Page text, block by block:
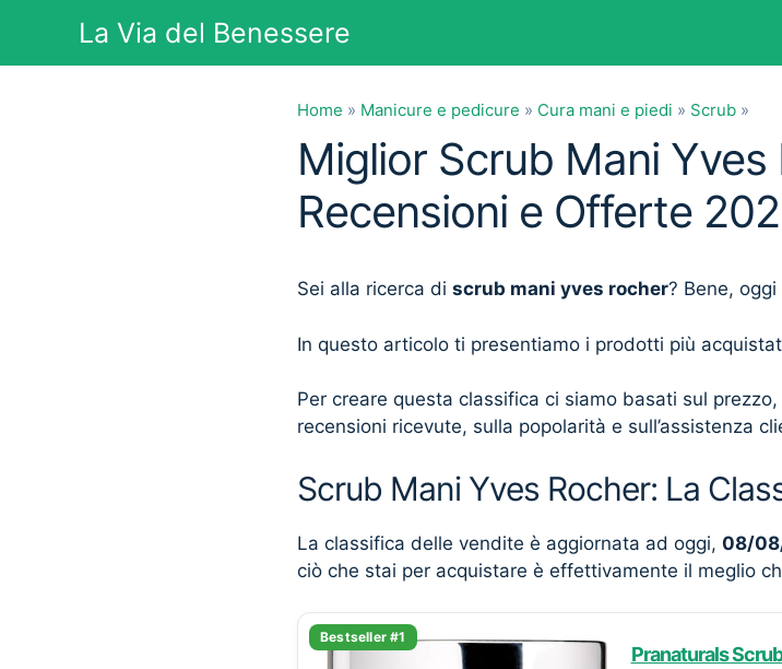
contenuto
La Via del Benessere
Home » Manicure e pedicure » Cura mani e piedi » Scrub »
Miglior Scrub Mani Yves
Recensioni e Offerte
Sei alla ricerca di scrub mani yves rocher? Bene,
In questo articolo ti presentiamo i prodotti più
Per creare questa classifica ci siamo basati sul
recensioni ricevute, sulla popolarità e sull’assistenza
Scrub Mani Yves Rocher: La
La classifica delle vendite è aggiornata ad oggi, 08/
ciò che stai per acquistare è effettivamente il meglio
Bestseller #1
Pranaturals